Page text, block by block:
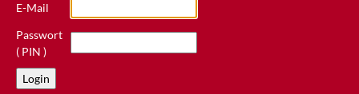
E-Mail
Passwort
( PIN )